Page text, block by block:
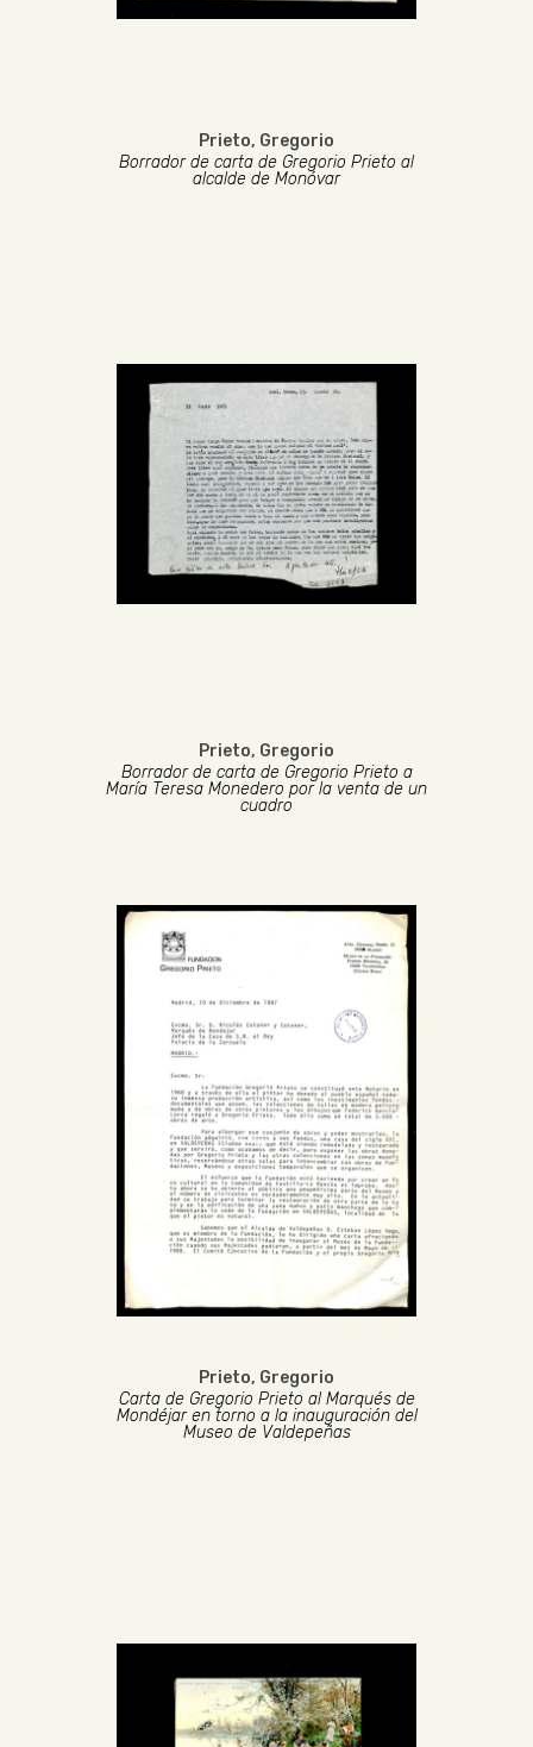
Prieto, Gregorio
Borrador de carta de Gregorio Prieto al
alcalde de Monóvar
Prieto, Gregorio
Borrador de carta de Gregorio Prieto a
María Teresa Monedero por la venta de un
cuadro
Prieto, Gregorio
Carta de Gregorio Prieto al Marqués de
Mondéjar en torno a la inauguración del
Museo de Valdepeñas